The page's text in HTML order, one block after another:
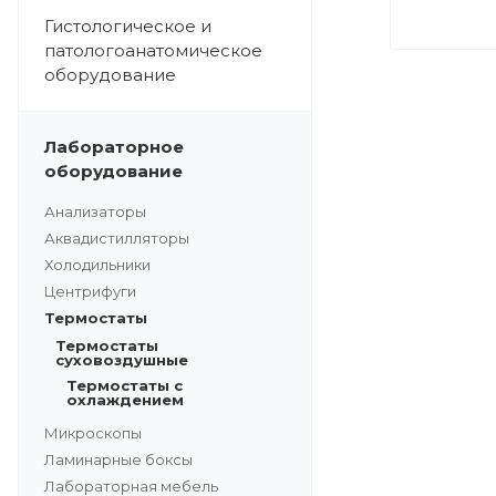
Гистологическое и
патологоанатомическое
оборудование
Лабораторное
оборудование
Анализаторы
Аквадистилляторы
Холодильники
Центрифуги
Термостаты
Термостаты
суховоздушные
Термостаты с
охлаждением
Микроскопы
Ламинарные боксы
Лабораторная мебель